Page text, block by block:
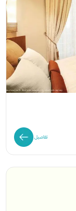
تفاصيل